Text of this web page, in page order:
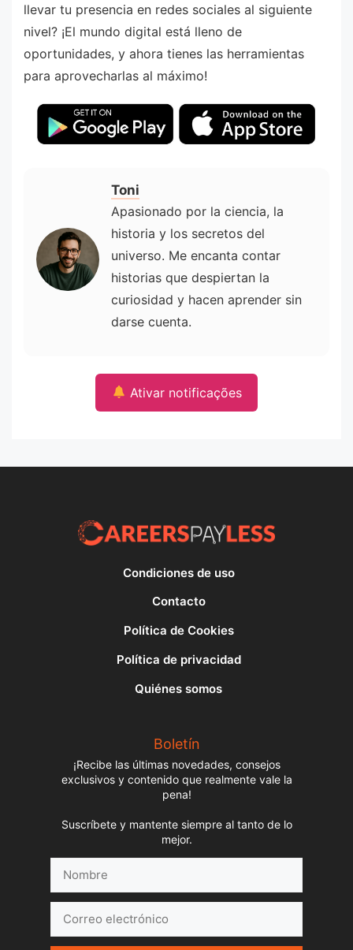
llevar tu presencia en redes sociales al siguiente
nivel? ¡El mundo digital está lleno de
oportunidades, y ahora tienes las herramientas
para aprovecharlas al máximo!
Toni
Apasionado por la ciencia, la
historia y los secretos del
universo. Me encanta contar
historias que despiertan la
curiosidad y hacen aprender sin
darse cuenta.
Ativar notificações
Condiciones de uso
Contacto
Política de Cookies
Política de privacidad
Quiénes somos
Boletín
¡Recibe las últimas novedades, consejos
exclusivos y contenido que realmente vale la
pena!
Suscríbete y mantente siempre al tanto de lo
mejor.
electrónico